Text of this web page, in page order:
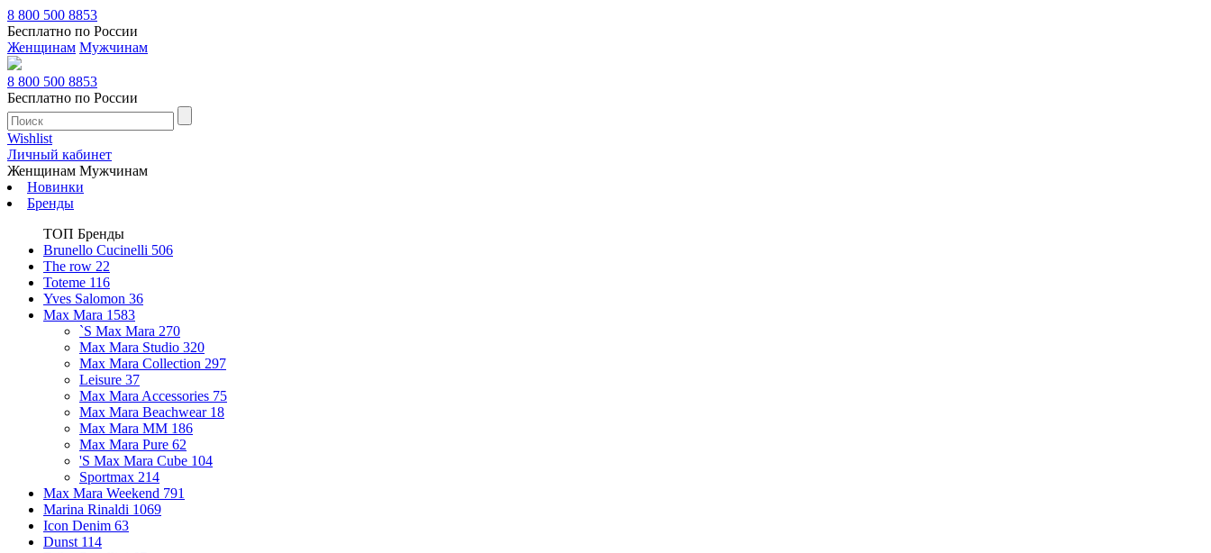
8 800 500 8853
Бесплатно по России
Женщинам Мужчинам
8 800 500 8853
Бесплатно по России
Wishlist
Личный кабинет
Женщинам Мужчинам
Новинки
Бренды
ТОП Бренды
Brunello Cucinelli 506
The row 22
Toteme 116
Yves Salomon 36
Max Mara 1583
`S Max Mara 270
Max Mara Studio 320
Max Mara Collection 297
Leisure 37
Max Mara Accessories 75
Max Mara Beachwear 18
Max Mara MM 186
Max Mara Pure 62
'S Max Mara Cube 104
Sportmax 214
Max Mara Weekend 791
Marina Rinaldi 1069
Icon Denim 63
Dunst 114